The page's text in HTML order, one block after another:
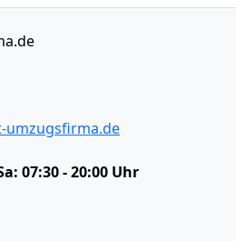
umzugsfirma.de
07:30 - 20:00 Uhr